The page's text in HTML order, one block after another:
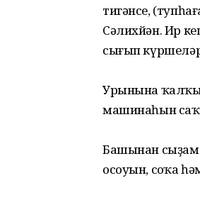
тигәнсе,
Сәлихйән. Ир
сығып
Урынына
машинаһын
Башынан
осоуын, соңҡа